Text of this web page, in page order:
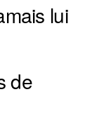
lui
de